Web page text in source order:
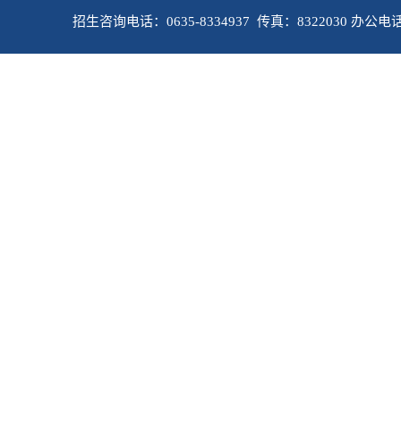
招生咨询电话：0635-8334937 传真：8322030 办公电